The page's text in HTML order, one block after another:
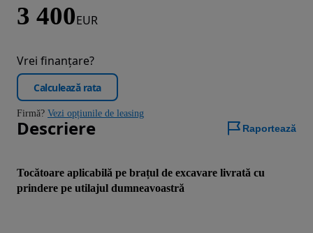
3 400EUR
Vrei finanțare?
Calculează rata
Firmă? Vezi opțiunile de leasing
Descriere Raportează
Tocătoare aplicabilă pe brațul de excavare livrată cu
prindere pe utilajul dumneavoastră